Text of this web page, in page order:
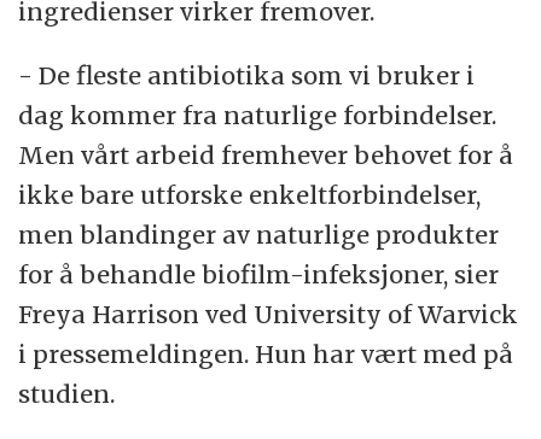
ingredienser virker fremover.
- De fleste antibiotika som vi bruker i
dag kommer fra naturlige forbindelser.
Men vårt arbeid fremhever behovet for å
ikke bare utforske enkeltforbindelser,
men blandinger av naturlige produkter
for å behandle biofilm-infeksjoner, sier
Freya Harrison ved University of Warvick
i pressemeldingen. Hun har vært med på
studien.